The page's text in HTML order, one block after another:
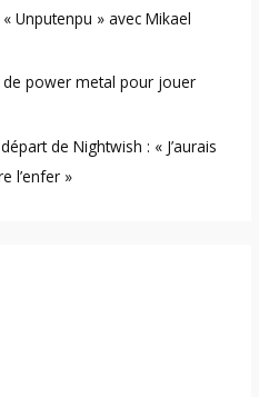
Unputenpu » avec Mikael
power metal pour jouer
de Nightwish : « J’aurais
l’enfer »